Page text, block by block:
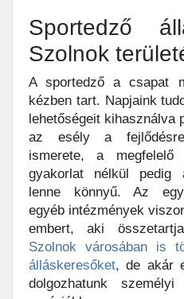
Sportedző
Szolnok
A sportedző a csapat
kézben tart. Napjaink
lehetőségeit kihasználva
az esély a
ismerete, a
gyakorlat nélkül pedig
lenne könnyű. Az
egyéb intézmények
embert, aki
Szolnok városában is
álláskeresőket, de akár
dolgozhatunk